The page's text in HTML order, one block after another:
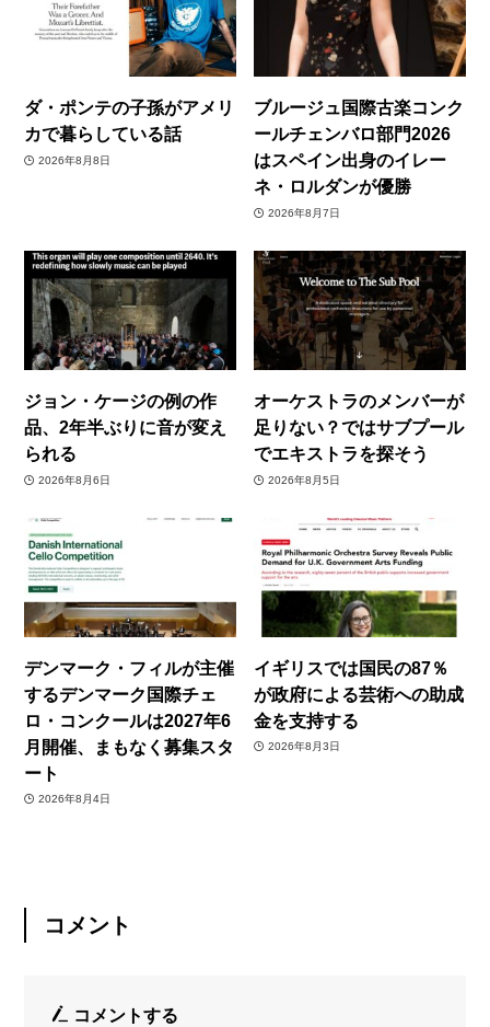
ダ・ポンテの子孫がアメリ
カで暮らしている話
2026年8月8日
ブルージュ国際古楽コンク
ールチェンバロ部門2026
はスペイン出身のイレー
ネ・ロルダンが優勝
2026年8月7日
ジョン・ケージの例の作
品、2年半ぶりに音が変え
られる
2026年8月6日
オーケストラのメンバーが
足りない？ではサブプール
でエキストラを探そう
2026年8月5日
デンマーク・フィルが主催
するデンマーク国際チェ
ロ・コンクールは2027年6
月開催、まもなく募集スタ
ート
2026年8月4日
イギリスでは国民の87％
が政府による芸術への助成
金を支持する
2026年8月3日
コメント
コメントする